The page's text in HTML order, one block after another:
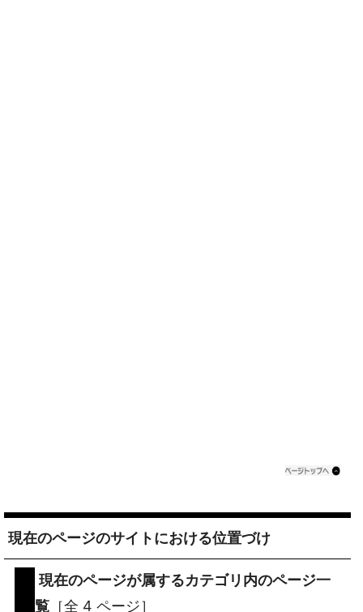
現在のページのサイトにおける位置づけ
現在のページが属するカテゴリ内のページ一
覧 ［全 4 ページ］